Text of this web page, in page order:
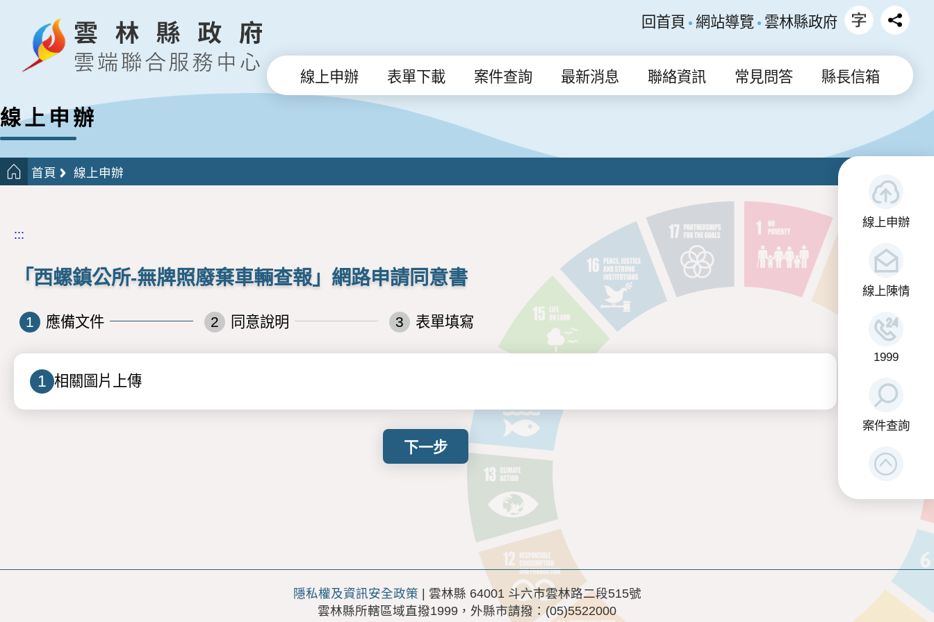
線上申辦
線上陳情
1999
案件查詢
回首頁 網站導覽 雲林縣政府
線上申辦 表單下載 案件查詢 最新消息 聯絡資訊 常見問答 縣長信箱
線上申辦
首頁 線上申辦
:::
「西螺鎮公所-無牌照廢棄車輛查報」網路申請同意書
1 應備文件 2 同意說明 3 表單填寫
1 相關圖片上傳
下一步
隱私權及資訊安全政策 | 雲林縣 64001 斗六市雲林路二段515號
雲林縣所轄區域直撥1999，外縣市請撥：(05)5522000